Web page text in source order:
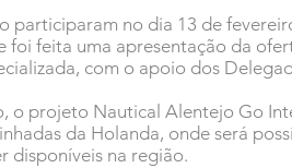
participaram no dia 13 de
foi feita uma apresentação da
com o apoio dos
o projeto Nautical Alentejo Go
da Holanda, onde será
disponíveis na região.